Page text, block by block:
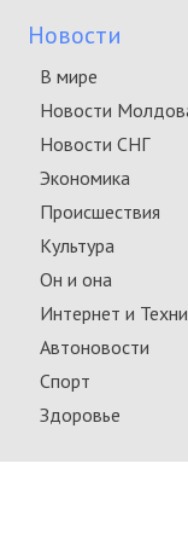
Новости
В мире
Новости
Новости СНГ
Экономика
Происшествия
Культура
Он и она
Интернет и
Автоновости
Спорт
Здоровье